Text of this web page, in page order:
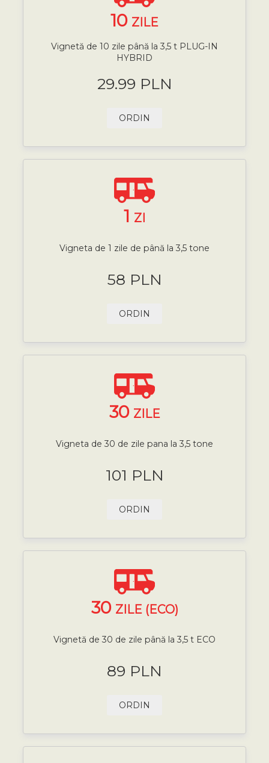
10 ZILE
Vignetă de 10 zile până la 3,5 t PLUG-IN
HYBRID
29.99 PLN
ORDIN
1 ZI
Vigneta de 1 zile de până la 3,5 tone
58 PLN
ORDIN
30 ZILE
Vigneta de 30 de zile pana la 3,5 tone
101 PLN
ORDIN
30 ZILE (ECO)
Vignetă de 30 de zile până la 3,5 t ECO
89 PLN
ORDIN